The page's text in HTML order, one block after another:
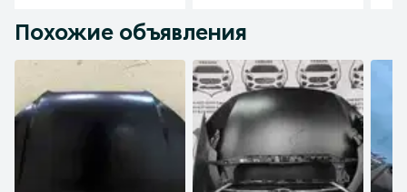
Похожие объявления